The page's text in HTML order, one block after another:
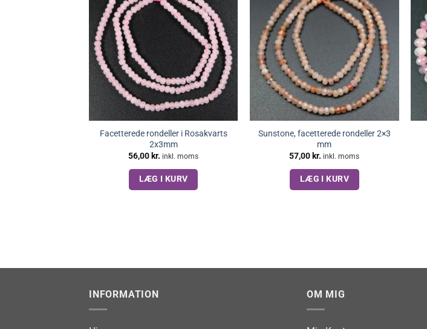
Facetterede rondeller i Rosakvarts
2x3mm
56,00kr. inkl. moms
LÆG I KURV
Sunstone, facetterede rondeller 2×3
mm
57,00kr. inkl. moms
LÆG I KURV
INFORMATION OM MIG